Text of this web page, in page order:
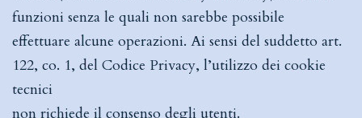
funzioni senza le quali non sarebbe possibile
effettuare alcune operazioni. Ai sensi del suddetto art.
122, co. 1, del Codice Privacy, l’utilizzo dei cookie
tecnici
non richiede il consenso degli utenti.